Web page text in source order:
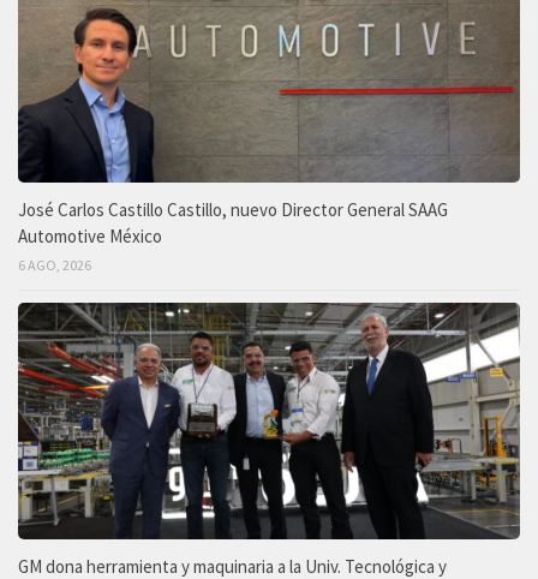
José Carlos Castillo Castillo, nuevo Director General SAAG
Automotive México
6 AGO, 2026
GM dona herramienta y maquinaria a la Univ. Tecnológica y